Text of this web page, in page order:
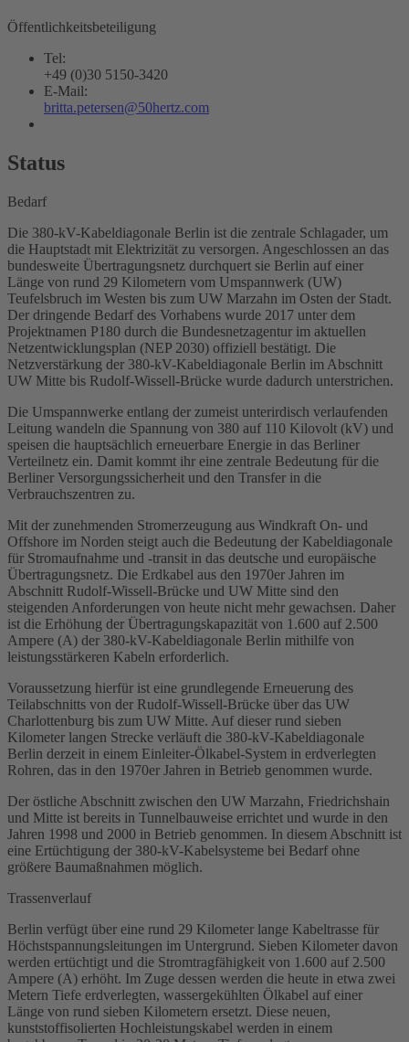
Öffentlichkeitsbeteiligung
Tel:
+49 (0)30 5150-3420
E-Mail:
britta.petersen@50hertz.com
Status
Bedarf
Die 380-kV-Kabeldiagonale Berlin ist die zentrale Schlagader, um
die Hauptstadt mit Elektrizität zu versorgen. Angeschlossen an das
bundesweite Übertragungsnetz durchquert sie Berlin auf einer
Länge von rund 29 Kilometern vom Umspannwerk (UW)
Teufelsbruch im Westen bis zum UW Marzahn im Osten der Stadt.
Der dringende Bedarf des Vorhabens wurde 2017 unter dem
Projektnamen P180 durch die Bundesnetzagentur im aktuellen
Netzentwicklungsplan (NEP 2030) offiziell bestätigt. Die
Netzverstärkung der 380-kV-Kabeldiagonale Berlin im Abschnitt
UW Mitte bis Rudolf-Wissell-Brücke wurde dadurch unterstrichen.
Die Umspannwerke entlang der zumeist unterirdisch verlaufenden
Leitung wandeln die Spannung von 380 auf 110 Kilovolt (kV) und
speisen die hauptsächlich erneuerbare Energie in das Berliner
Verteilnetz ein. Damit kommt ihr eine zentrale Bedeutung für die
Berliner Versorgungssicherheit und den Transfer in die
Verbrauchszentren zu.
Mit der zunehmenden Stromerzeugung aus Windkraft On- und
Offshore im Norden steigt auch die Bedeutung der Kabeldiagonale
für Stromaufnahme und -transit in das deutsche und europäische
Übertragungsnetz. Die Erdkabel aus den 1970er Jahren im
Abschnitt Rudolf-Wissell-Brücke und UW Mitte sind den
steigenden Anforderungen von heute nicht mehr gewachsen. Daher
ist die Erhöhung der Übertragungskapazität von 1.600 auf 2.500
Ampere (A) der 380-kV-Kabeldiagonale Berlin mithilfe von
leistungsstärkeren Kabeln erforderlich.
Voraussetzung hierfür ist eine grundlegende Erneuerung des
Teilabschnitts von der Rudolf-Wissell-Brücke über das UW
Charlottenburg bis zum UW Mitte. Auf dieser rund sieben
Kilometer langen Strecke verläuft die 380-kV-Kabeldiagonale
Berlin derzeit in einem Einleiter-Ölkabel-System in erdverlegten
Rohren, das in den 1970er Jahren in Betrieb genommen wurde.
Der östliche Abschnitt zwischen den UW Marzahn, Friedrichshain
und Mitte ist bereits in Tunnelbauweise errichtet und wurde in den
Jahren 1998 und 2000 in Betrieb genommen. In diesem Abschnitt ist
eine Ertüchtigung der 380-kV-Kabelsysteme bei Bedarf ohne
größere Baumaßnahmen möglich.
Trassenverlauf
Berlin verfügt über eine rund 29 Kilometer lange Kabeltrasse für
Höchstspannungsleitungen im Untergrund. Sieben Kilometer davon
werden ertüchtigt und die Stromtragfähigkeit von 1.600 auf 2.500
Ampere (A) erhöht. Im Zuge dessen werden die heute in etwa zwei
Metern Tiefe erdverlegten, wassergekühlten Ölkabel auf einer
Länge von rund sieben Kilometern ersetzt. Diese neuen,
kunststoffisolierten Hochleistungskabel werden in einem